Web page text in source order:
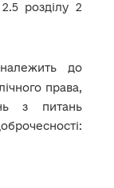
розділу 2
до
права,
з питань